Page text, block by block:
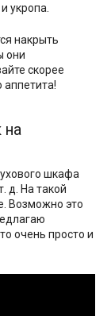
укропа.
накрыть
они
скорее
аппетита!
на
шкафа
д. На такой
Возможно это
очень просто и